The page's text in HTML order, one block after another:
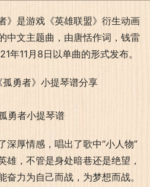
》是游戏《英雄联盟》衍生动画
中文主题曲，由唐恬作词，钱雷
年11月8日以单曲的形式发布。
深厚情感，唱出了歌中“小人物”
，不管是身处暗巷还是绝望，
力为自己而战，为梦想而战。